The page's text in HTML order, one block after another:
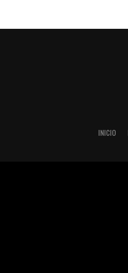
INICIO